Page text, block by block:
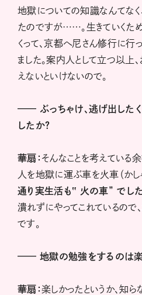
地獄についての知識なんてな
たのですが……。生きていくた
くって、京都へ尼さん修行に行
ました。案内人として立つ以上
えないといけないので。
—— ぶっちゃけ、逃げ出した
したか？
華扇： そんなことを考えている
人を地獄に運ぶ車を火車（かし
通り実生活も‟ 火の車” でし
潰れずにやってこれているので
です。
—— 地獄の勉強をするのは
華扇：楽しかったというか、知